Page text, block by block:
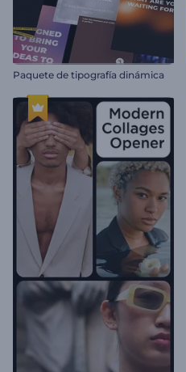
Paquete de tipografía dinámica